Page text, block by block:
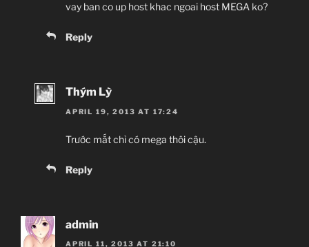
vay ban co up host khac ngoai host MEGA ko?
Reply
Thým Lỳ
APRIL 19, 2013 AT 17:24
Trước mắt chỉ có mega thôi cậu.
Reply
admin
APRIL 11, 2013 AT 21:10